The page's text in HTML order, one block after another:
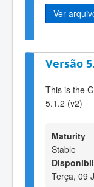
Ver
Versão
This is the
5.1.2 (v2)
Maturity
Stable
Terça, 09